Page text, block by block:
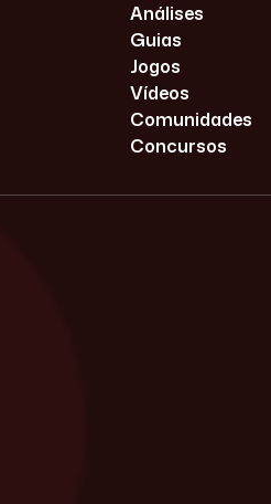
Análises
Guias
Jogos
Vídeos
Comunidades
Concursos